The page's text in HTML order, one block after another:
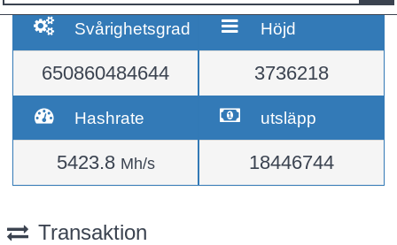
Svårighetsgrad
650860484644
Höjd
3736218
Hashrate
5423.8 Mh/s
utsläpp
18446744
Transaktion